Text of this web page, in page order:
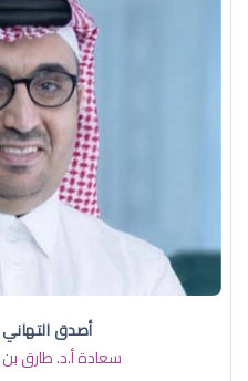
أصدق التهاني
سعادة أ.د. ​طارق